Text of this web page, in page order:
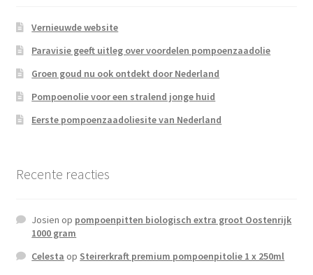
Pompoenpitolie
Recepten & Nieuws
Winkel
Afrekenen
Vernieuwde website
Paravisie geeft uitleg over voordelen pompoenzaadolie
Groen goud nu ook ontdekt door Nederland
Pompoenolie voor een stralend jonge huid
Eerste pompoenzaadoliesite van Nederland
Recente reacties
Josien op pompoenpitten biologisch extra groot Oostenrijk
1000 gram
Celesta op Steirerkraft premium pompoenpitolie 1 x 250ml